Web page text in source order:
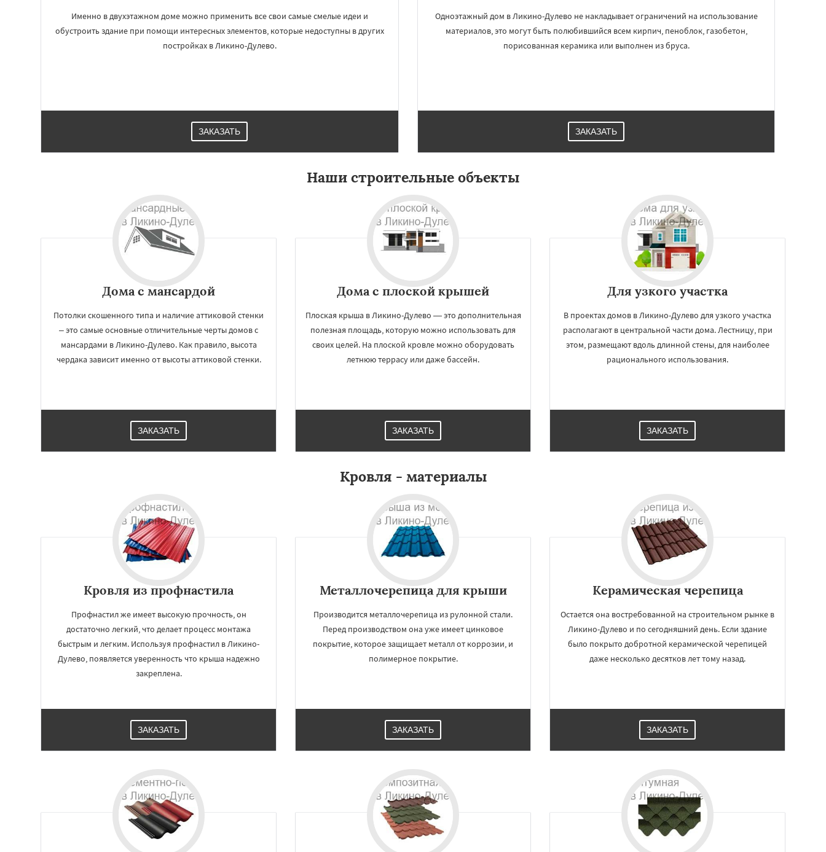
Работаем по
Мытищи
Одинцово Озеры
Рузф
Андреево
Именно в двухэтажном доме можно применить все свои самые смелые идеи и
обустроить здание при помощи интересных элементов, которые недоступны в других
постройках в Ликино-Дулево.
ЗАКАЗАТЬ
Одноэтажный дом в Ликино-Дулево не накладывает ограничений на использование
материалов, это могут быть полюбившийся всем кирпич, пеноблок, газобетон,
порисованная керамика или выполнен из бруса.
ЗАКАЗАТЬ
Наши строительные объекты
Дома с мансардой
Потолки скошенного типа и наличие аттиковой стенки
– это самые основные отличительные черты домов с
мансардами в Ликино-Дулево. Как правило, высота
чердака зависит именно от высоты аттиковой стенки.
ЗАКАЗАТЬ
Дома с плоской крышей
Плоская крыша в Ликино-Дулево — это дополнительная
полезная площадь, которую можно использовать для
своих целей. На плоской кровле можно оборудовать
летнюю террасу или даже бассейн.
ЗАКАЗАТЬ
Для узкого участка
В проектах домов в Ликино-Дулево для узкого участка
располагают в центральной части дома. Лестницу, при
этом, размещают вдоль длинной стены, для наиболее
рационального использования.
ЗАКАЗАТЬ
Кровля - материалы
Кровля из профнастила
Профнастил же имеет высокую прочность, он
достаточно легкий, что делает процесс монтажа
быстрым и легким. Используя профнастил в Ликино-
Дулево, появляется уверенность что крыша надежно
закреплена.
ЗАКАЗАТЬ
Металлочерепица для крыши
Производится металлочерепица из рулонной стали.
Перед производством она уже имеет цинковое
покрытие, которое защищает металл от коррозии, и
полимерное покрытие.
ЗАКАЗАТЬ
Керамическая черепица
Остается она востребованной на строительном рынке в
Ликино-Дулево и по сегодняшний день. Если здание
было покрыто добротной керамической черепицей
даже несколько десятков лет тому назад.
ЗАКАЗАТЬ
УЗНАТЬ ПОДРОБНЕЕ
Даю согласие на обработку персональных данных